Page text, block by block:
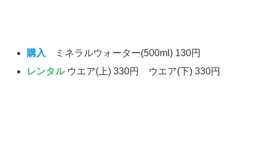
購入
ミネラルウォーター(500ml) 130円
レンタルウエア(上) 330円 ウエア(下) 330円